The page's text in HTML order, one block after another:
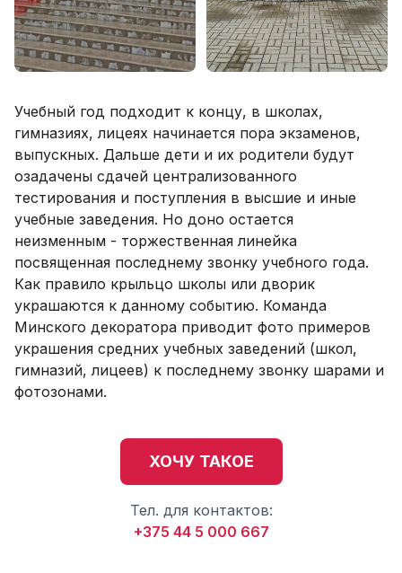
Учебный год подходит к концу, в школах,
гимназиях, лицеях начинается пора экзаменов,
выпускных. Дальше дети и их родители будут
озадачены сдачей централизованного
тестирования и поступления в высшие и иные
учебные заведения. Но доно остается
неизменным - торжественная линейка
посвященная последнему звонку учебного года.
Как правило крыльцо школы или дворик
украшаются к данному событию. Команда
Минского декоратора приводит фото примеров
украшения средних учебных заведений (школ,
гимназий, лицеев) к последнему звонку шарами и
фотозонами.
ХОЧУ ТАКОЕ
Тел. для контактов:
+375 44 5 000 667